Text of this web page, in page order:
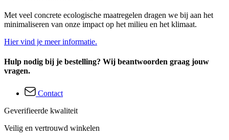
Met veel concrete ecologische maatregelen dragen we bij aan het
minimaliseren van onze impact op het milieu en het klimaat.
Hier vind je meer informatie.
Hulp nodig bij je bestelling? Wij beantwoorden graag jouw
vragen.
Contact
Geverifieerde kwaliteit
Veilig en vertrouwd winkelen